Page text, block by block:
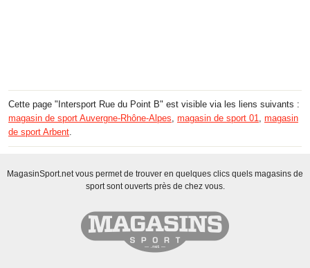
Cette page "Intersport Rue du Point B" est visible via les liens suivants :
magasin de sport Auvergne-Rhône-Alpes magasin de sport 01
magasin
de sport Arbent
MagasinSport.net vous permet de trouver en quelques clics quels magasins de
sport sont ouverts près de chez vous.